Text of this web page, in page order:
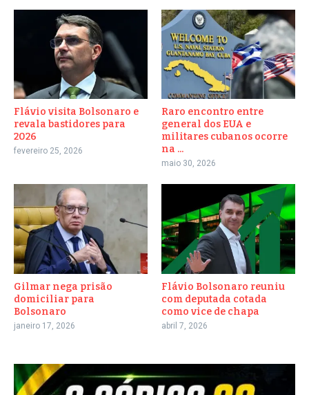
Flávio visita Bolsonaro e
revala bastidores para
2026
fevereiro 25, 2026
Raro encontro entre
general dos EUA e
militares cubanos ocorre
na ...
maio 30, 2026
Gilmar nega prisão
domiciliar para
Bolsonaro
janeiro 17, 2026
Flávio Bolsonaro reuniu
com deputada cotada
como vice de chapa
abril 7, 2026